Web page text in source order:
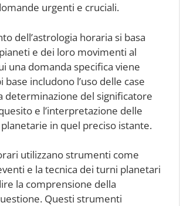
urgenti e cruciali.
dell’astrologia horaria si basa
e dei loro movimenti al
una domanda specifica viene
base includono l’uso delle case
determinazione del significatore
e l’interpretazione delle
in quel preciso istante.
utilizzano strumenti come
e la tecnica dei turni planetari
la comprensione della
Questi strumenti